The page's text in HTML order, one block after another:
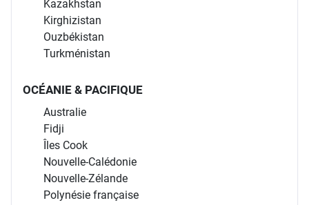
Kazakhstan
Kirghizistan
Ouzbékistan
Turkménistan
OCÉANIE & PACIFIQUE
Australie
Fidji
Îles Cook
Nouvelle-Calédonie
Nouvelle-Zélande
Polynésie française